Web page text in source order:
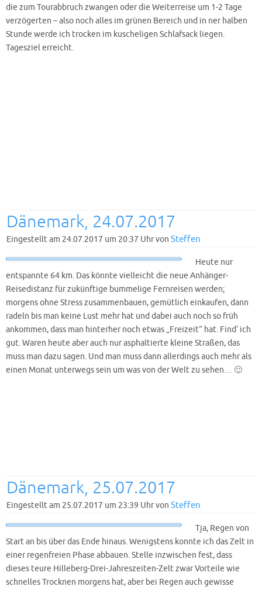
die zum Tourabbruch zwangen oder die Weiterreise um 1-2 Tage
verzögerten – also noch alles im grünen Bereich und in ner halben
Stunde werde ich trocken im kuscheligen Schlafsack liegen.
Tagesziel erreicht.
Dänemark, 24.07.2017
Eingestellt am 24.07.2017 um 20:37 Uhr von Steffen
Heute nur
entspannte 64 km. Das könnte vielleicht die neue Anhänger-
Reisedistanz für zukünftige bummelige Fernreisen werden;
morgens ohne Stress zusammenbauen, gemütlich einkaufen, dann
radeln bis man keine Lust mehr hat und dabei auch noch so früh
ankommen, dass man hinterher noch etwas „Freizeit“ hat. Find‘ ich
gut. Waren heute aber auch nur asphaltierte kleine Straßen, das
muss man dazu sagen. Und man muss dann allerdings auch mehr als
einen Monat unterwegs sein um was von der Welt zu sehen… 🙂
Dänemark, 25.07.2017
Eingestellt am 25.07.2017 um 23:39 Uhr von Steffen
Tja, Regen von
Start an bis über das Ende hinaus. Wenigstens konnte ich das Zelt in
einer regenfreien Phase abbauen. Stelle inzwischen fest, dass
dieses teure Hilleberg-Drei-Jahreszeiten-Zelt zwar Vorteile wie
schnelles Trocknen morgens hat, aber bei Regen auch gewisse